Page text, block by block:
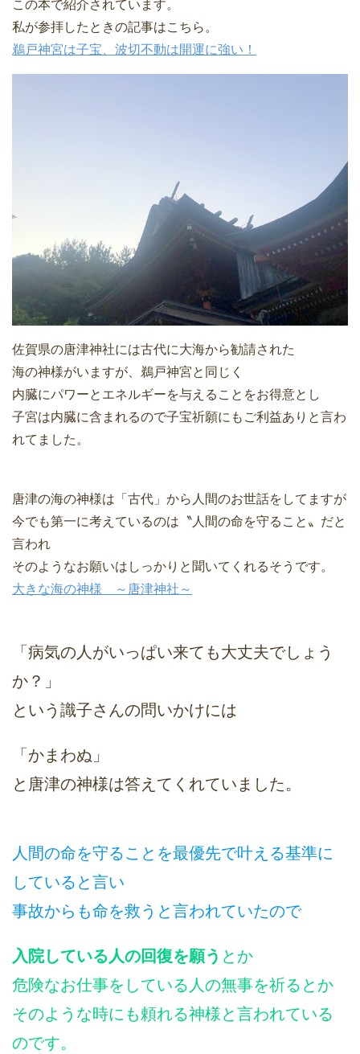
この本で紹介されています。
私が参拝したときの記事はこちら。
鵜戸神宮は子宝、波切不動は開運に強い！
佐賀県の唐津神社には古代に大海から勧請された
海の神様がいますが、鵜戸神宮と同じく
内臓にパワーとエネルギーを与えることをお得意とし
子宮は内臓に含まれるので子宝祈願にもご利益ありと言わ
れてました。
唐津の海の神様は「古代」から人間のお世話をしてますが
今でも第一に考えているのは〝人間の命を守ること〟だと
言われ
そのようなお願いはしっかりと聞いてくれるそうです。
大きな海の神様 ～唐津神社～
「病気の人がいっぱい来ても大丈夫でしょう
か？」
という識子さんの問いかけには
「かまわぬ」
と唐津の神様は答えてくれていました。
人間の命を守ることを最優先で叶える基準に
していると言い
事故からも命を救うと言われていたので
入院している人の回復を願う とか
危険なお仕事をしている人の無事を祈るとか
そのような時にも頼れる神様と言われている
のです。